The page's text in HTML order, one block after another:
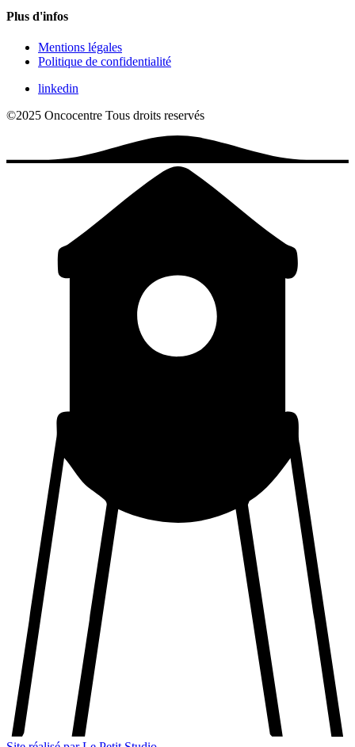
Plus d'infos
Mentions légales
Politique de confidentialité
linkedin
©2025 Oncocentre Tous droits reservés